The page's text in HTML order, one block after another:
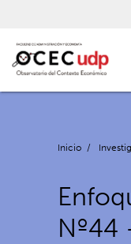
Inicio /
Nº44